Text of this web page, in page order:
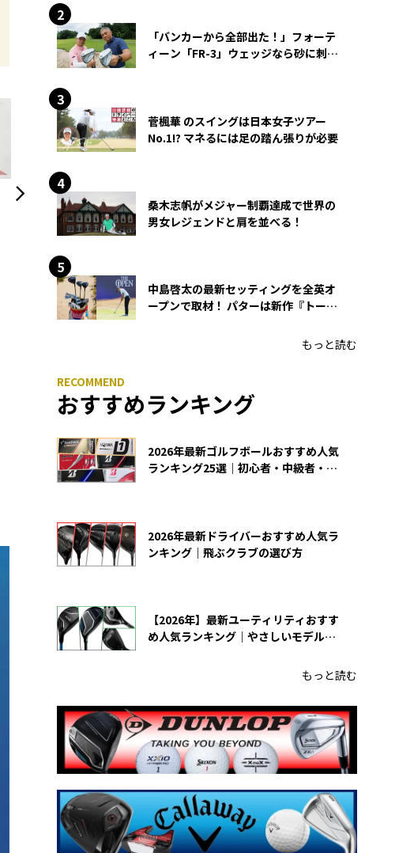
「バンカーから全部出た！」フォーテ
ィーン「FR-3」ウェッジなら砂に刺さ
菅楓華 のスイングは日本女子ツアー
No.1!? マネるには足の踏ん張りが必要
桑木志帆がメジャー制覇達成で世界の
男女レジェンドと肩を並べる！
中島啓太の最新セッティングを全英オ
ープンで取材！ パターは新作『トーチ
もっと読む
おすすめランキング
2026年最新ゴルフボールおすすめ人気
ランキング25選｜初心者・中級者・上
2026年最新ドライバーおすすめ人気ラ
ンキング｜飛ぶクラブの選び方
【2026年】最新ユーティリティおすす
め人気ランキング｜やさしいモデルの
もっと読む